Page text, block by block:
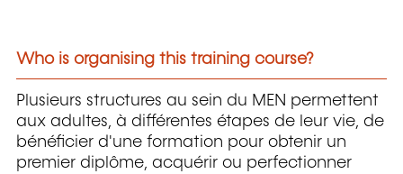
Who is organising this training course?
Plusieurs structures au sein du MEN permettent
aux adultes, à différentes étapes de leur vie, de
bénéficier d'une formation pour obtenir un
premier diplôme, acquérir ou perfectionner